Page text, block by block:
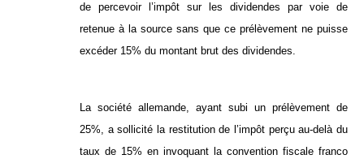
de percevoir l’impôt sur les dividendes par voie de
retenue à la source sans que ce prélèvement ne puisse
excéder 15% du montant brut des dividendes.
La société allemande, ayant subi un prélèvement de
25%, a sollicité la restitution de l’impôt perçu au-delà du
taux de 15% en invoquant la convention fiscale franco